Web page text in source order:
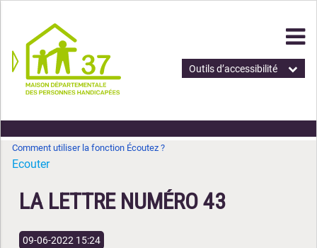
Outils d’accessibilité
Comment utiliser la fonction Écoutez ?
Ecouter
LA LETTRE NUMÉRO 43
09-06-2022 15:24